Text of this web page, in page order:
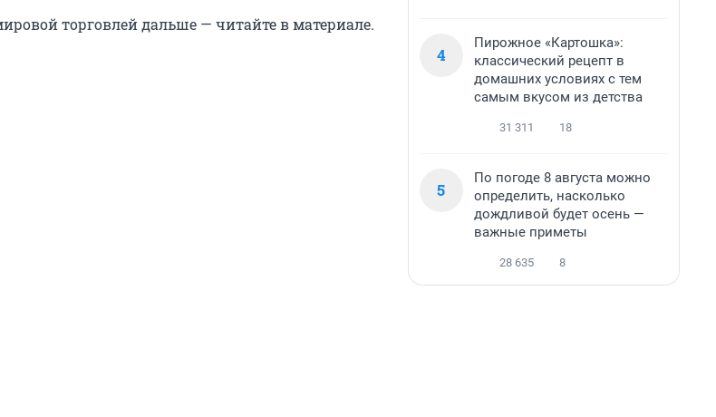
торговлей дальше — читайте в материале.
4
Пирожное «Картошка»:
классический рецепт в
домашних условиях с тем
самым вкусом из детства
31 311 18
5
По погоде 8 августа можно
определить, насколько
дождливой будет осень —
важные приметы
28 635 8